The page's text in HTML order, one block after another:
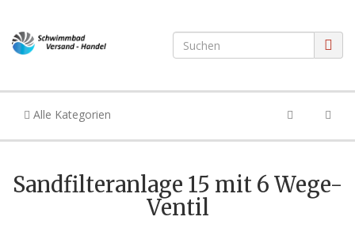
Alle Kategorien
Sandfilteranlage 15 mit 6 Wege-
Ventil